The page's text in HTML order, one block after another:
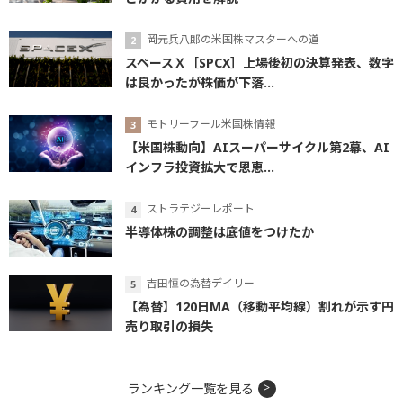
岡元兵八郎の米国株マスターへの道
スペースＸ［SPCX］上場後初の決算発表、数字
は良かったが株価が下落...
モトリーフール米国株情報
【米国株動向】AIスーパーサイクル第2幕、AI
インフラ投資拡大で恩恵...
ストラテジーレポート
半導体株の調整は底値をつけたか
吉田恒の為替デイリー
【為替】120日MA（移動平均線）割れが示す円
売り取引の損失
ランキング一覧を見る